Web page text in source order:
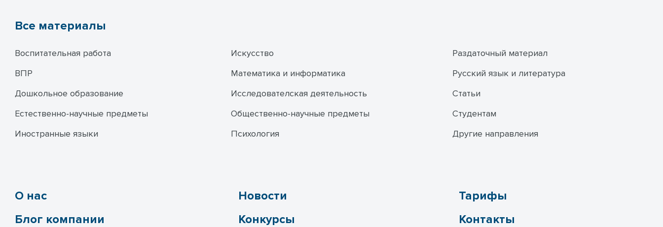
Все материалы
Воспитательная работа
ВПР
Дошкольное образование
Естественно-научные предметы
Иностранные языки
Искусство
Математика и информатика
Исследователская деятельность
Общественно-научные предметы
Психология
Раздаточный материал
Русский язык и литература
Статьи
Студентам
Другие направления
О нас
Блог компании
Новости
Конкурсы
Тарифы
Контакты